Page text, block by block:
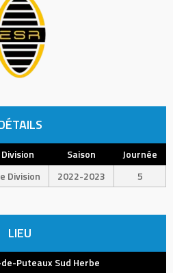
Division Saison
Journée
Division 2022-2023 5
LIEU
Puteaux Sud Herbe